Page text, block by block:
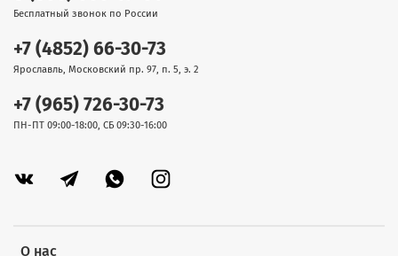
О нас
Бесплатный звонок по России
+7 (4852) 66-30-73
Ярославль, Московский пр. 97, п. 5, э. 2
+7 (965) 726-30-73
ПН-ПТ 09:00-18:00, СБ 09:30-16:00